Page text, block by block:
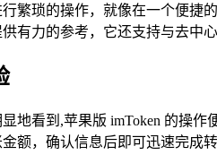
繁琐的操作，就像在一个便捷
有力的参考，它还支持与去中
地看到,苹果版 imToken 的操
额，确认信息后即可迅速完成